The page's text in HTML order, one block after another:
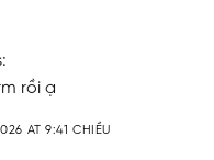
rồi ạ
AT 9:41 CHIỀU